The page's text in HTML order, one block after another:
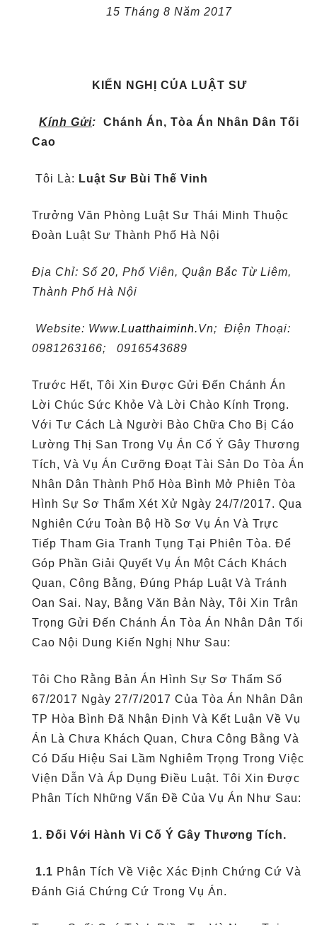
15 Tháng 8 Năm 2017
KIẾN NGHỊ CỦA LUẬT SƯ
Kính Gửi: Chánh Án, Tòa Án Nhân Dân Tối
Cao
Tôi Là: Luật Sư Bùi Thế Vinh
Trưởng Văn Phòng Luật Sư Thái Minh Thuộc
Đoàn Luật Sư Thành Phố Hà Nội
Địa Chỉ: Số 20, Phố Viên, Quận Bắc Từ Liêm,
Thành Phố Hà Nội
Website: Www.Luatthaiminh.Vn; Điện Thoại:
0981263166; 0916543689
Trước Hết, Tôi Xin Được Gửi Đến Chánh Án
Lời Chúc Sức Khỏe Và Lời Chào Kính Trọng.
Với Tư Cách Là Người Bào Chữa Cho Bị Cáo
Lường Thị San Trong Vụ Án Cố Ý Gây Thương
Tích, Và Vụ Án Cưỡng Đoạt Tài Sản Do Tòa Án
Nhân Dân Thành Phố Hòa Bình Mở Phiên Tòa
Hình Sự Sơ Thẩm Xét Xử Ngày 24/7/2017. Qua
Nghiên Cứu Toàn Bộ Hồ Sơ Vụ Án Và Trực
Tiếp Tham Gia Tranh Tụng Tại Phiên Tòa. Để
Góp Phần Giải Quyết Vụ Án Một Cách Khách
Quan, Công Bằng, Đúng Pháp Luật Và Tránh
Oan Sai. Nay, Bằng Văn Bản Này, Tôi Xin Trân
Trọng Gửi Đến Chánh Án Tòa Án Nhân Dân Tối
Cao Nội Dung Kiến Nghị Như Sau:
Tôi Cho Rằng Bản Án Hình Sự Sơ Thẩm Số
67/2017 Ngày 27/7/2017 Của Tòa Án Nhân Dân
TP Hòa Bình Đã Nhận Định Và Kết Luận Về Vụ
Án Là Chưa Khách Quan, Chưa Công Bằng Và
Có Dấu Hiệu Sai Lầm Nghiêm Trọng Trong Việc
Viện Dẫn Và Áp Dụng Điều Luật. Tôi Xin Được
Phân Tích Những Vấn Đề Của Vụ Án Như Sau:
1. Đối Với Hành Vi Cố Ý Gây Thương Tích.
1.1 Phân Tích Về Việc Xác Định Chứng Cứ Và
Đánh Giá Chứng Cứ Trong Vụ Án.